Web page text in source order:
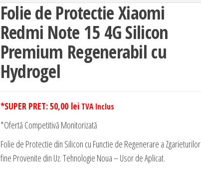
Folie de Protectie Xiaomi
Redmi Note 15 4G Silicon
Premium Regenerabil cu
Hydrogel
*SUPER PRET:50,00 lei TVA Inclus
*Ofertă Competitivă Monitorizată
Folie de Protectie din Silicon cu Functie de Regenerare a Zgarieturilor
fine Provenite din Uz. Tehnologie Noua – Usor de Aplicat.